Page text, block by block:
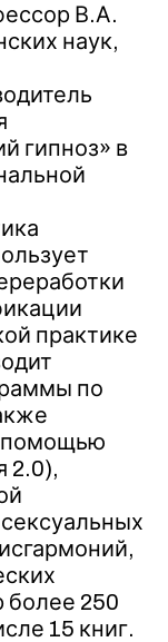
В.А.
наук,
гипноз» в
практике
по
помощью
2.0),
более 250
15 книг.